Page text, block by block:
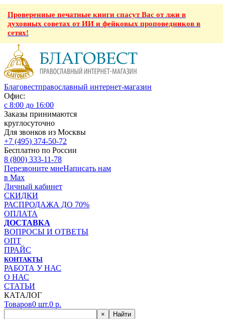
Проверенные печатные книги спасут Вас от лжи в
духовных советах от ИИ и фейковых проповедников в
сетях!
Благовестправославный интернет-магазин
Офис:
с 8:00 до 16:00
Заказы принимаются
круглосуточно
Для звонков из Москвы
+7 (495) 374-50-72
Бесплатно по России
8 (800) 333-11-78
Перезвоните мнеНаписать нам
в Max
Личный кабинет
СКИДКИ
РАСПРОДАЖА ДО 70%
ОПЛАТА
ДОСТАВКА
ВОПРОСЫ И ОТВЕТЫ
ОПТ
ПРАЙС
КОНТАКТЫ
РАБОТА У НАС
О НАС
СТАТЬИ
КАТАЛОГ
Товаров0 шт.0 р.
× Найти